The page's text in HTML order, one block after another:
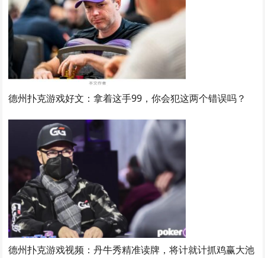
德州扑克游戏好文：拿着这手99，你会犯这两个错误吗？
德州扑克游戏视频：丹牛秀精准读牌，将计就计抓鸡赢大池